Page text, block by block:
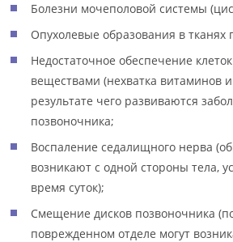
Болезни мочеполовой системы
Опухолевые образования в тканях
Недостаточное обеспечение
веществами (нехватка витаминов
результате чего развиваются
позвоночника;
Воспаление седалищного нерва
возникают с одной стороны тела,
время суток);
Смещение дисков позвоночника
поврежденном отделе могут